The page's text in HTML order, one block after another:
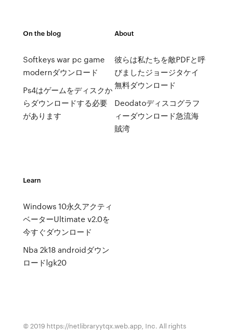
On the blog
Softkeys war pc game
modernダウンロード
Ps4はゲームをディスクか
らダウンロードする必要
があります
About
彼らは私たちを敵PDFと呼
びましたジョージタケイ
無料ダウンロード
Deodatoディスコグラフ
ィーダウンロード急流海
賊湾
Learn
Windows 10永久アクティ
ベーターUltimate v2.0を
今すぐダウンロード
Nba 2k18 androidダウン
ロードlgk20
© 2019 https://netlibraryytqx.web.app, Inc. All rights